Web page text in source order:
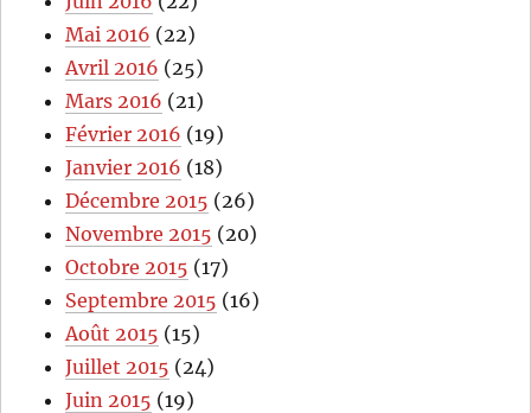
Mai 2016 (22)
Avril 2016 (25)
Mars 2016 (21)
Février 2016 (19)
Janvier 2016 (18)
Décembre 2015 (26)
Novembre 2015 (20)
Octobre 2015 (17)
Septembre 2015 (16)
Août 2015 (15)
Juillet 2015 (24)
Juin 2015 (19)